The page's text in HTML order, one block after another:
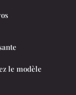
le modèle